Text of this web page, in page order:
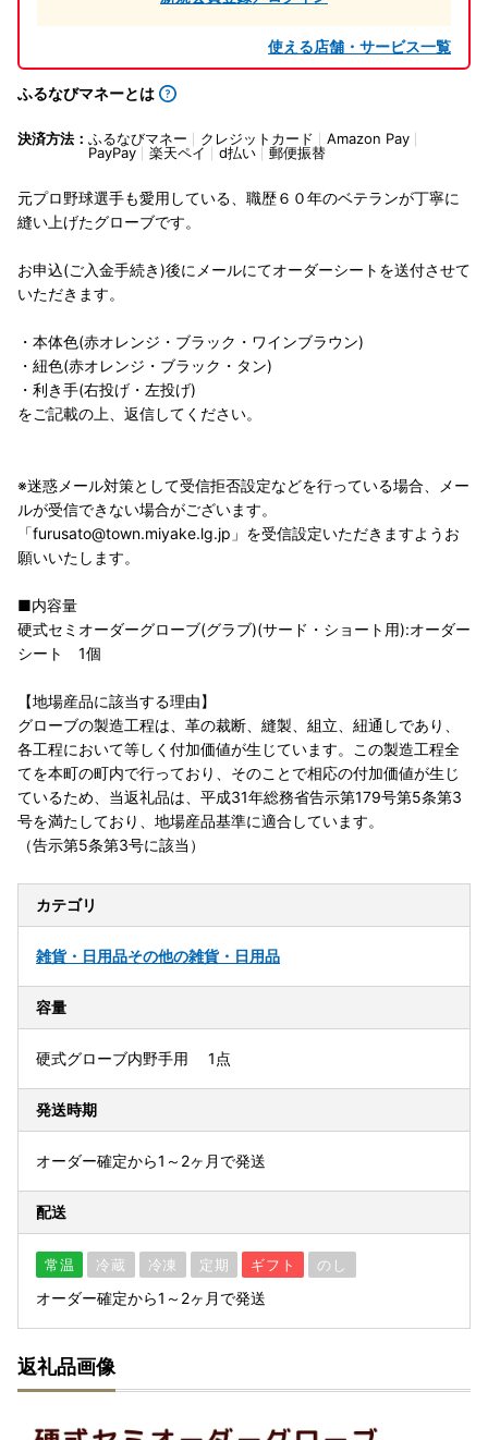
使える店舗・サービス一覧
ふるなびマネーとは
決済方法： ふるなびマネー クレジットカード
Amazon Pay
PayPay
楽天ペイ d払い 郵便振替
元プロ野球選手も愛用している、職歴６０年のベテランが丁寧に
縫い上げたグローブです。
お申込(ご入金手続き)後にメールにてオーダーシートを送付させて
いただきます。
・本体色(赤オレンジ・ブラック・ワインブラウン)
・紐色(赤オレンジ・ブラック・タン)
・利き手(右投げ・左投げ)
をご記載の上、返信してください。
※迷惑メール対策として受信拒否設定などを行っている場合、メー
ルが受信できない場合がございます。
「furusato@town.miyake.lg.jp」を受信設定いただきますようお
願いいたします。
■内容量
硬式セミオーダーグローブ(グラブ)(サード・ショート用):オーダー
シート 1個
【地場産品に該当する理由】
グローブの製造工程は、革の裁断、縫製、組立、紐通しであり、
各工程において等しく付加価値が生じています。この製造工程全
てを本町の町内で行っており、そのことで相応の付加価値が生じ
ているため、当返礼品は、平成31年総務省告示第179号第5条第3
号を満たしており、地場産品基準に適合しています。
（告示第5条第3号に該当）
カテゴリ
雑貨・日用品その他の雑貨・日用品
容量
硬式グローブ内野手用 1点
発送時期
オーダー確定から1～2ヶ月で発送
配送
常温 冷蔵 冷凍 定期 ギフト のし
オーダー確定から1～2ヶ月で発送
返礼品画像